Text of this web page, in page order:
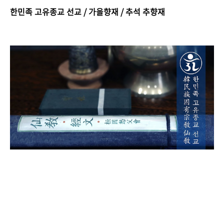
한민족 고유종교 선교 / 가을향재 / 추석 추향재